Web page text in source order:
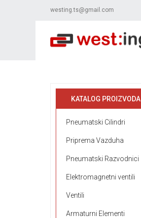
westing.ts@gmail.com
KATALOG PROIZVODA
Pneumatski Cilindri
Priprema Vazduha
Pneumatski Razvodnici
Elektromagnetni ventili
Ventili
Armaturni Elementi